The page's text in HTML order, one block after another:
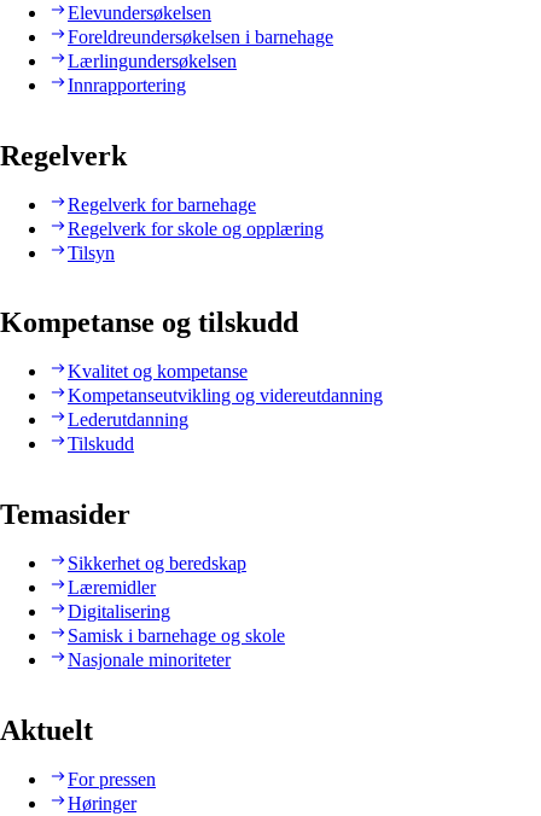
Elevundersøkelsen
Foreldreundersøkelsen i barnehage
Lærlingundersøkelsen
Innrapportering
Regelverk
Regelverk for barnehage
Regelverk for skole og opplæring
Tilsyn
Kompetanse og tilskudd
Kvalitet og kompetanse
Kompetanseutvikling og videreutdanning
Lederutdanning
Tilskudd
Temasider
Sikkerhet og beredskap
Læremidler
Digitalisering
Samisk i barnehage og skole
Nasjonale minoriteter
Aktuelt
For pressen
Høringer